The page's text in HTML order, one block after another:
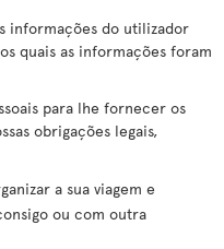
informações do utilizador
quais as informações foram
para lhe fornecer os
obrigações legais,
a sua viagem e
ou com outra